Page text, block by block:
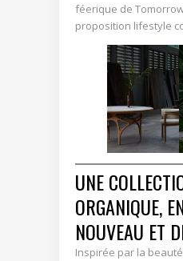
féerique de
proposition lifestyle
UNE
ORGANIQUE,
NOUVEAU ET
Inspirée par la